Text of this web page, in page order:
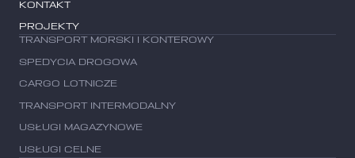
KONTAKT
PROJEKTY
TRANSPORT MORSKI I KONTEROWY
SPEDYCIA DROGOWA
CARGO LOTNICZE
TRANSPORT INTERMODALNY
USŁUGI MAGAZYNOWE
USŁUGI CELNE